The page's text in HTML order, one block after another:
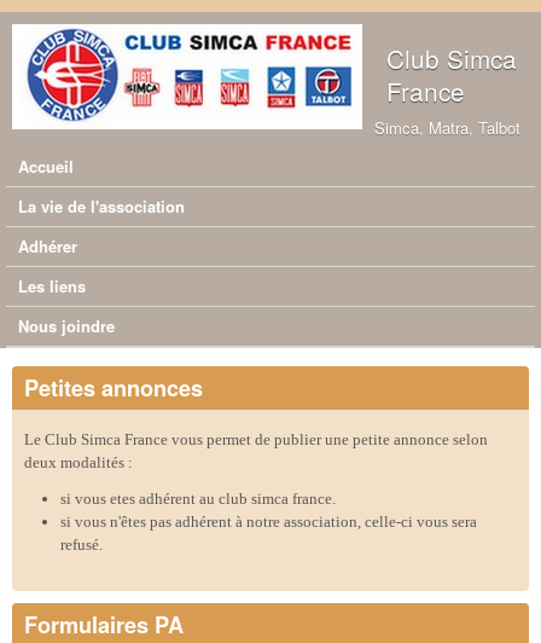
Aller au contenu principal
Club Simca
France
Simca, Matra, Talbot
Menu principal
Accueil
La vie de l'association
Adhérer
Les liens
Nous joindre
Petites annonces
Le Club Simca France vous permet de publier une petite annonce selon
deux modalités :
si vous etes adhérent au club simca france.
si vous n'êtes pas adhérent à notre association, celle-ci vous sera
refusé.
Formulaires PA